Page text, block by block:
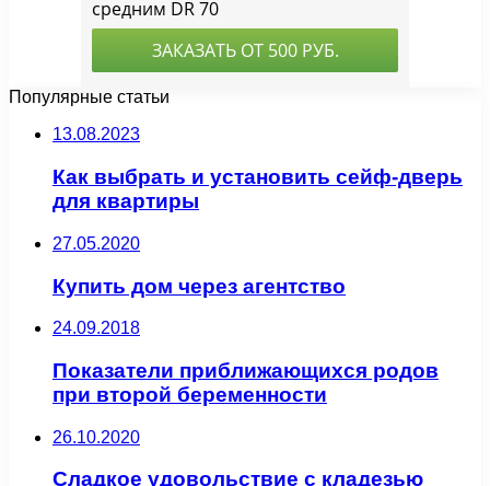
Популярные статьи
13.08.2023
Как выбрать и установить сейф-дверь
для квартиры
27.05.2020
Купить дом через агентство
24.09.2018
Показатели приближающихся родов
при второй беременности
26.10.2020
Сладкое удовольствие с кладезью